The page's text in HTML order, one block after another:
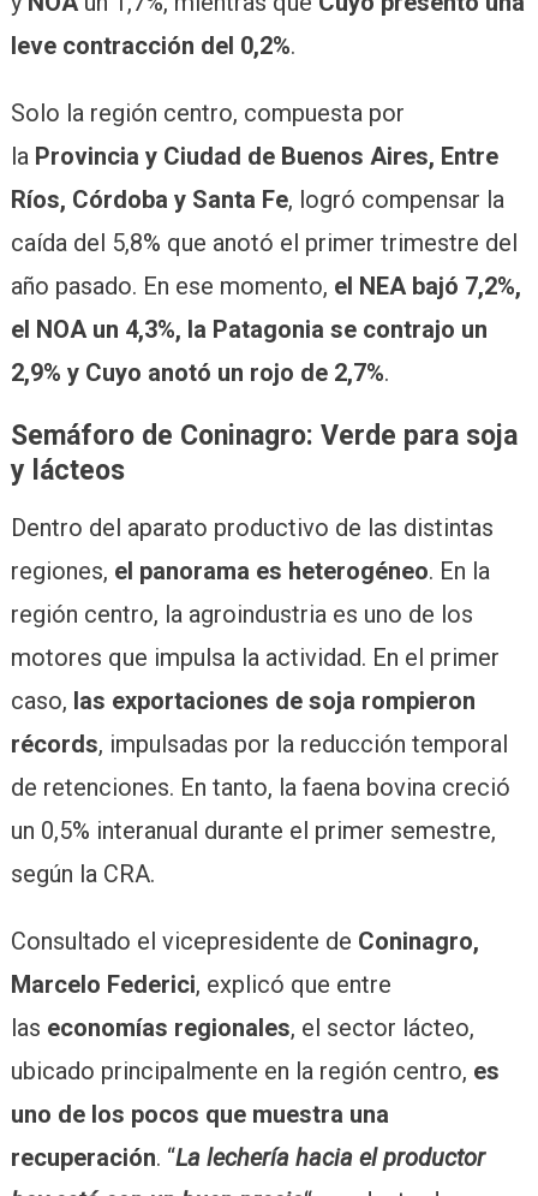
leve contracción del 0,2%.
Solo la región centro, compuesta por
la Provincia y Ciudad de Buenos Aires, Entre
Ríos, Córdoba y Santa Fe, logró compensar la
caída del 5,8% que anotó el primer trimestre del
año pasado. En ese momento, el NEA bajó 7,2%,
el NOA un 4,3%, la Patagonia se contrajo un
2,9% y Cuyo anotó un rojo de 2,7%.
Semáforo de Coninagro: Verde para soja
y lácteos
Dentro del aparato productivo de las distintas
regiones, el panorama es heterogéneo. En la
región centro, la agroindustria es uno de los
motores que impulsa la actividad. En el primer
caso, las exportaciones de soja rompieron
récords, impulsadas por la reducción temporal
de retenciones. En tanto, la faena bovina creció
un 0,5% interanual durante el primer semestre,
según la CRA.
Consultado el vicepresidente de Coninagro,
Marcelo Federici, explicó que entre
las economías regionales, el sector lácteo,
ubicado principalmente en la región centro, es
uno de los pocos que muestra una
recuperación. “La lechería hacia el productor